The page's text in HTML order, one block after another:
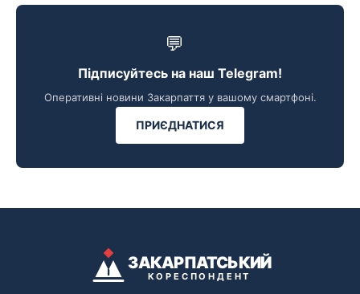
💬
Підписуйтесь на наш Telegram!
Оперативні новини Закарпаття у вашому смартфоні.
ПРИЄДНАТИСЯ
ЗАКАРПАТСЬКИЙ
КОРЕСПОНДЕНТ